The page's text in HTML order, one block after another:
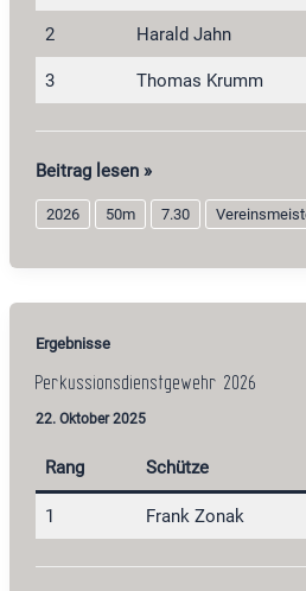
2 Harald Jahn
3 Thomas Krumm
Steinschloßgewehr
2026
Beitrag lesen »
2026 50m 7.30
Ergebnisse
Perkussionsdienstgewehr 2026
22. Oktober 2025
Rang Schütze
1 Frank Zonak